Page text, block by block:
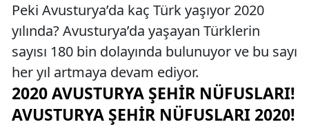
Peki Avusturya’da kaç Türk yaşıyor 2020
yılında? Avusturya’da yaşayan Türklerin
sayısı 180 bin dolayında bulunuyor ve bu sayı
her yıl artmaya devam ediyor.
2020 AVUSTURYA ŞEHIR NÜFUSLARI!
AVUSTURYA ŞEHIR NÜFUSLARI 2020!